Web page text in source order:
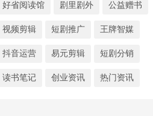
好省阅读馆 剧里剧外 公益赠书
视频剪辑 短剧推广 王牌智媒
抖音运营 易元剪辑 短剧分销
读书笔记 创业资讯 热门资讯